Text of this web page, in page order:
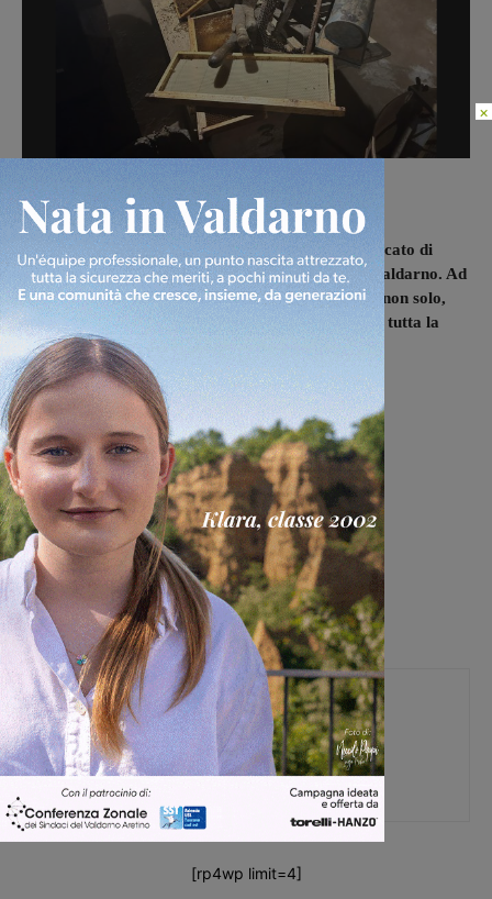
Antiche macchine per togliere il miele dai mielari
Trappole per catturare uccelli
La casa della civiltà contadina è un bellissimo spaccato di
tempo, capace di far respirare la storia vera del Valdarno. Ad
oggi, è meta di numerose scolaresche della zona e non solo,
con la speranza di farsi conoscere sempre di più in tutta la
Regione.
Alessia Baccani
[rp4wp limit=4]
×